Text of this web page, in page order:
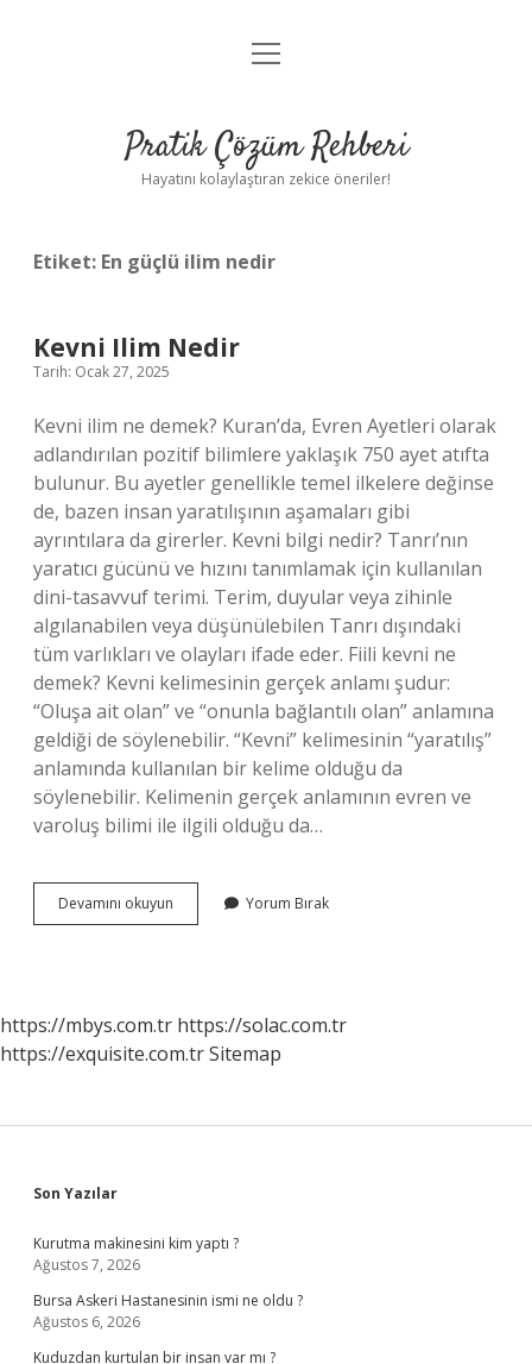
Anasayfa
Yasal Uyarı
menüyü
Pratik Çözüm Rehberi
Hayatını kolaylaştıran zekice öneriler!
Etiket: En güçlü ilim nedir
Kevni Ilim Nedir
Tarih: Ocak 27, 2025
Kevni ilim ne demek? Kuran’da, Evren Ayetleri olarak
adlandırılan pozitif bilimlere yaklaşık 750 ayet atıfta
bulunur. Bu ayetler genellikle temel ilkelere değinse
de, bazen insan yaratılışının aşamaları gibi
ayrıntılara da girerler. Kevni bilgi nedir? Tanrı’nın
yaratıcı gücünü ve hızını tanımlamak için kullanılan
dini-tasavvuf terimi. Terim, duyular veya zihinle
algılanabilen veya düşünülebilen Tanrı dışındaki
tüm varlıkları ve olayları ifade eder. Fiili kevni ne
demek? Kevni kelimesinin gerçek anlamı şudur:
“Oluşa ait olan” ve “onunla bağlantılı olan” anlamına
geldiği de söylenebilir. “Kevni” kelimesinin “yaratılış”
anlamında kullanılan bir kelime olduğu da
söylenebilir. Kelimenin gerçek anlamının evren ve
varoluş bilimi ile ilgili olduğu da…
Devamını okuyun
Ilim
Yorum Bırak
https://mbys.com.tr https://solac.com.tr
https://exquisite.com.trSitemap
Sidebar
Son Yazılar
Kurutma makinesini kim yaptı ?
Ağustos 7, 2026
Bursa Askeri Hastanesinin ismi ne oldu ?
Ağustos 6, 2026
Kuduzdan kurtulan bir insan var mı ?